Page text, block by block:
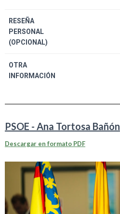
RESEÑA
PERSONAL
(OPCIONAL)
OTRA
INFORMACIÓN
PSOE - Ana Tortosa Bañón
Descargar en formato PDF